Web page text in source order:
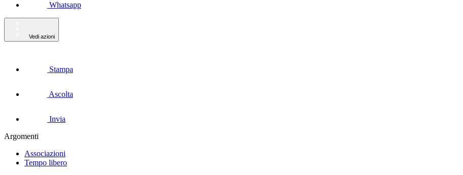
Whatsapp
Vedi azioni
Stampa
Ascolta
Invia
Argomenti
Associazioni
Tempo libero